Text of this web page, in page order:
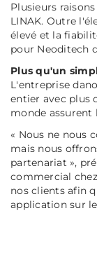
Plusieurs
LINAK. Outre
élevé et la
pour Neoditech
Plus qu'un
L'entreprise
entier avec plus
monde assurent
« Nous ne nous
mais nous
partenariat »,
commercial
nos clients afin
application sur